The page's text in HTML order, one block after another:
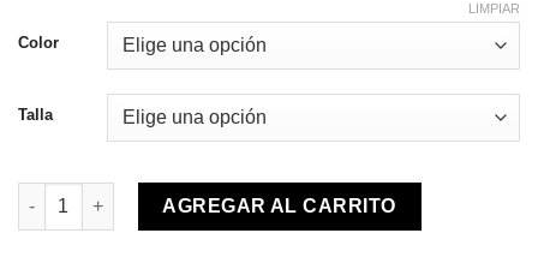
original
era:
$349.000.
actual
es:
$242.000.
Color
Talla
LIMPIAR
Casco AIRCRAFT COMPOSITE Silo cantidad
AGREGAR AL CARRITO